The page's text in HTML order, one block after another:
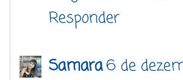
Responder
Samara6 de